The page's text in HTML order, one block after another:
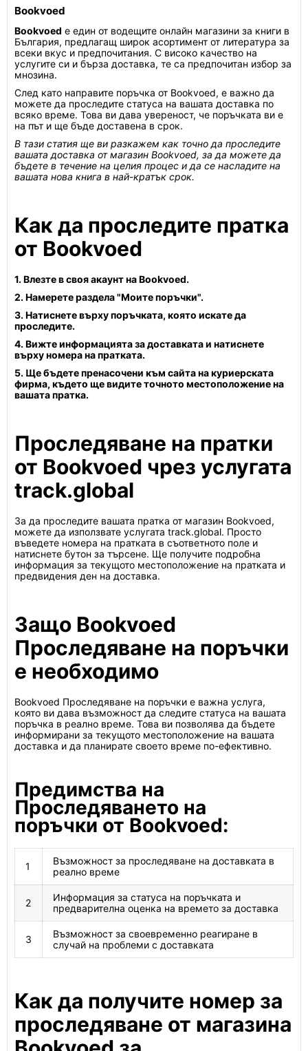
Bookvoed
Bookvoed е един от водещите онлайн магазини за книги в
България, предлагащ широк асортимент от литература за
всеки вкус и предпочитания. С високо качество на
услугите си и бърза доставка, те са предпочитан избор за
мнозина.
След като направите поръчка от Bookvoed, е важно да
можете да проследите статуса на вашата доставка по
всяко време. Това ви дава увереност, че поръчката ви е
на път и ще бъде доставена в срок.
В тази статия ще ви разкажем как точно да проследите
вашата доставка от магазин Bookvoed, за да можете да
бъдете в течение на целия процес и да се насладите на
вашата нова книга в най-кратък срок.
Как да проследите пратка
от Bookvoed
1. Влезте в своя акаунт на Bookvoed.
2. Намерете раздела "Моите поръчки".
3. Натиснете върху поръчката, която искате да
проследите.
4. Вижте информацията за доставката и натиснете
върху номера на пратката.
5. Ще бъдете пренасочени към сайта на куриерската
фирма, където ще видите точното местоположение на
вашата пратка.
Проследяване на пратки
от Bookvoed чрез услугата
track.global
За да проследите вашата пратка от магазин Bookvoed,
можете да използвате услугата track.global. Просто
въведете номера на пратката в съответното поле и
натиснете бутон за търсене. Ще получите подробна
информация за текущото местоположение на пратката и
предвидения ден на доставка.
Защо Bookvoed
Проследяване на поръчки
е необходимо
Bookvoed Проследяване на поръчки е важна услуга,
която ви дава възможност да следите статуса на вашата
поръчка в реално време. Това ви позволява да бъдете
информирани за текущото местоположение на вашата
доставка и да планирате своето време по-ефективно.
Предимства на
Проследяването на
поръчки от Bookvoed:
1
Възможност за проследяване на доставката в
реално време
2
Информация за статуса на поръчката и
предварителна оценка на времето за доставка
3
Възможност за своевременно реагиране в
случай на проблеми с доставката
Как да получите номер за
проследяване от магазина